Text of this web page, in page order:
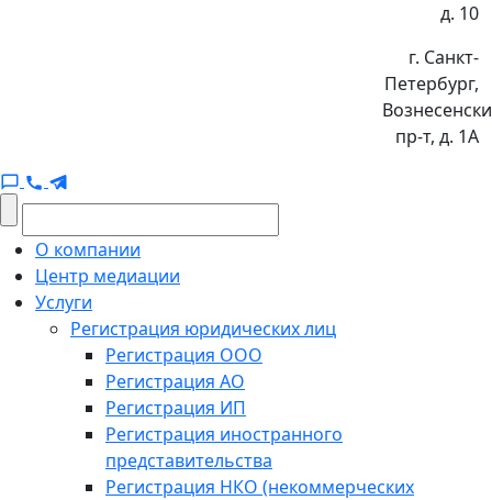
д. 10
г. Санкт-
Петербург,
пр-т, д. 1А
О компании
Центр медиации
Услуги
Регистрация юридических лиц
Регистрация ООО
Регистрация АО
Регистрация ИП
Регистрация иностранного
представительства
Регистрация НКО (некоммерческих